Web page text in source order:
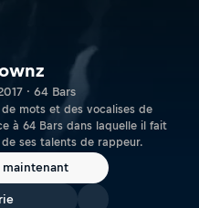
· 64 Bars
mots et des vocalises de
à 64 Bars dans laquelle il fait
ses talents de rappeur.
maintenant